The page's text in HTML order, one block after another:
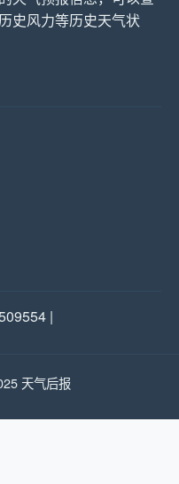
史风力等历史天气状
|
天气后报